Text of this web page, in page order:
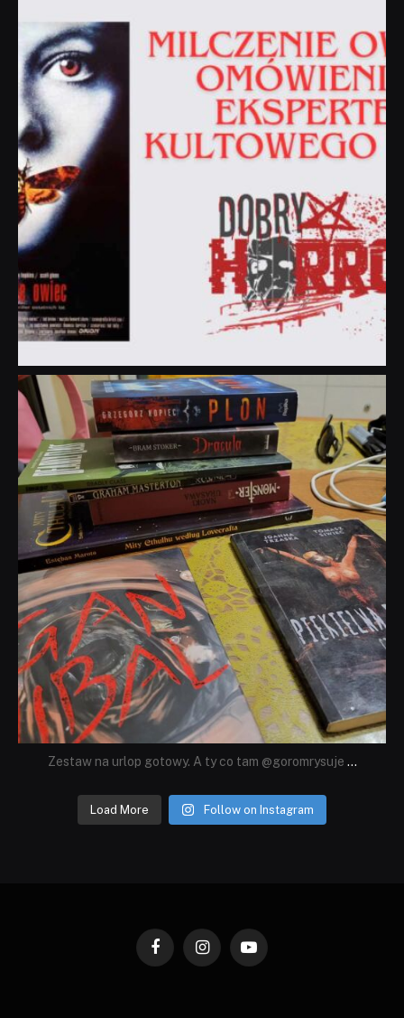
Sie 19
dobryhorror
Lip 31
Zestaw na urlop gotowy. A ty co tam @goromrysuje ...
Load More Follow on Instagram
FacebookInstagramYouTube